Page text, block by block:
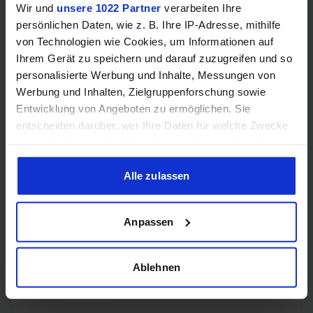
Wir und unsere 1022 Partner verarbeiten Ihre
persönlichen Daten, wie z. B. Ihre IP-Adresse, mithilfe
von Technologien wie Cookies, um Informationen auf
Ihrem Gerät zu speichern und darauf zuzugreifen und so
personalisierte Werbung und Inhalte, Messungen von
Werbung und Inhalten, Zielgruppenforschung sowie
Entwicklung von Angeboten zu ermöglichen. Sie
entscheiden darüber, wer Ihre Daten für welche Zwecke
Cookie-Erklärung oder durch Klicken auf das Privacy
Trigger Symbol ändern oder widerrufen
Informationen über Ihre geografische Lage erfassen,
welche bis auf einige Meter genau sein können
Ihr Gerät durch aktives Scannen nach bestimmten
Erfahren Sie mehr darüber, wie Ihre persönlichen Daten
Alle zulassen
Anpassen
Ablehnen
Chipsatz-Eignung
H610,
H610E,
H670,
H770,
Q670,
Q670E,
R680E,
Z690,
Z790,
Chipsatz-Interface
4.0,
16GT/s